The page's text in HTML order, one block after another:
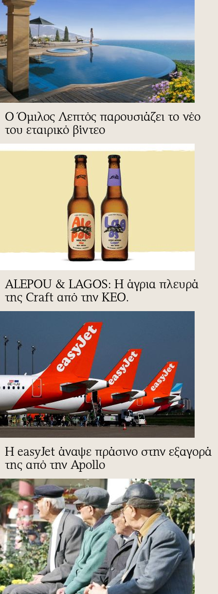
Ο Όμιλος Λεπτός παρουσιάζει το νέο
του εταιρικό βίντεο
ALEPOU & LAGOS: Η άγρια πλευρά
της Craft από την ΚΕΟ.
Η easyJet άναψε πράσινο στην εξαγορά
της από την Apollo